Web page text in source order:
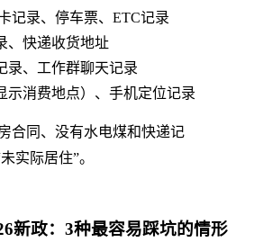
记录、停车票、ETC记录
、快递收货地址
录、工作群聊天记录
示消费地点）、手机定位记录
合同、没有水电煤和快递记
实际居住”。
新政：3种最容易踩坑的情形